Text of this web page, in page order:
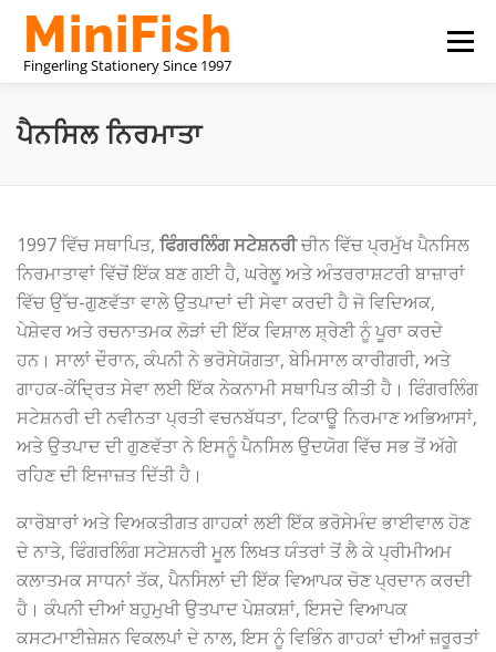
Skip
content
Menu
ਚੀਨ ਸਟੇਸ਼ਨਰੀ ਨਿਰਮਾਤਾ
ਪੈਨਸਿਲ ਨਿਰਮਾਤਾ
1997 ਵਿੱਚ ਸਥਾਪਿਤ, ਫਿੰਗਰਲਿੰਗ ਸਟੇਸ਼ਨਰੀਚੀਨ ਵਿੱਚ ਪ੍ਰਮੁੱਖ ਪੈਨਸਿਲ
ਨਿਰਮਾਤਾਵਾਂ ਵਿੱਚੋਂ ਇੱਕ ਬਣ ਗਈ ਹੈ, ਘਰੇਲੂ ਅਤੇ ਅੰਤਰਰਾਸ਼ਟਰੀ ਬਾਜ਼ਾਰਾਂ
ਵਿੱਚ ਉੱਚ-ਗੁਣਵੱਤਾ ਵਾਲੇ ਉਤਪਾਦਾਂ ਦੀ ਸੇਵਾ ਕਰਦੀ ਹੈ ਜੋ ਵਿਦਿਅਕ,
ਪੇਸ਼ੇਵਰ ਅਤੇ ਰਚਨਾਤਮਕ ਲੋੜਾਂ ਦੀ ਇੱਕ ਵਿਸ਼ਾਲ ਸ਼੍ਰੇਣੀ ਨੂੰ ਪੂਰਾ ਕਰਦੇ
ਹਨ। ਸਾਲਾਂ ਦੌਰਾਨ, ਕੰਪਨੀ ਨੇ ਭਰੋਸੇਯੋਗਤਾ, ਬੇਮਿਸਾਲ ਕਾਰੀਗਰੀ, ਅਤੇ
ਗਾਹਕ-ਕੇਂਦ੍ਰਿਤ ਸੇਵਾ ਲਈ ਇੱਕ ਨੇਕਨਾਮੀ ਸਥਾਪਿਤ ਕੀਤੀ ਹੈ। ਫਿੰਗਰਲਿੰਗ
ਸਟੇਸ਼ਨਰੀ ਦੀ ਨਵੀਨਤਾ ਪ੍ਰਤੀ ਵਚਨਬੱਧਤਾ, ਟਿਕਾਊ ਨਿਰਮਾਣ ਅਭਿਆਸਾਂ,
ਅਤੇ ਉਤਪਾਦ ਦੀ ਗੁਣਵੱਤਾ ਨੇ ਇਸਨੂੰ ਪੈਨਸਿਲ ਉਦਯੋਗ ਵਿੱਚ ਸਭ ਤੋਂ ਅੱਗੇ
ਰਹਿਣ ਦੀ ਇਜਾਜ਼ਤ ਦਿੱਤੀ ਹੈ।
ਕਾਰੋਬਾਰਾਂ ਅਤੇ ਵਿਅਕਤੀਗਤ ਗਾਹਕਾਂ ਲਈ ਇੱਕ ਭਰੋਸੇਮੰਦ ਭਾਈਵਾਲ ਹੋਣ
ਦੇ ਨਾਤੇ, ਫਿੰਗਰਲਿੰਗ ਸਟੇਸ਼ਨਰੀ ਮੂਲ ਲਿਖਤ ਯੰਤਰਾਂ ਤੋਂ ਲੈ ਕੇ ਪ੍ਰੀਮੀਅਮ
ਕਲਾਤਮਕ ਸਾਧਨਾਂ ਤੱਕ, ਪੈਨਸਿਲਾਂ ਦੀ ਇੱਕ ਵਿਆਪਕ ਚੋਣ ਪ੍ਰਦਾਨ ਕਰਦੀ
ਹੈ। ਕੰਪਨੀ ਦੀਆਂ ਬਹੁਮੁਖੀ ਉਤਪਾਦ ਪੇਸ਼ਕਸ਼ਾਂ, ਇਸਦੇ ਵਿਆਪਕ
ਕਸਟਮਾਈਜ਼ੇਸ਼ਨ ਵਿਕਲਪਾਂ ਦੇ ਨਾਲ, ਇਸ ਨੂੰ ਵਿਭਿੰਨ ਗਾਹਕਾਂ ਦੀਆਂ ਜ਼ਰੂਰਤਾਂ